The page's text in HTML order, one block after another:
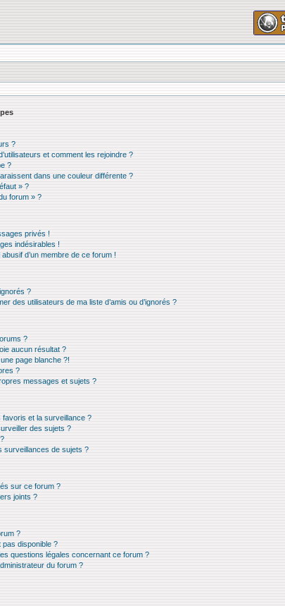
?
et comment les rejoindre ?
?
dans une couleur différente ?
» ?
forum » ?
privés !
indésirables !
d’un membre de ce forum !
?
des utilisateurs de ma liste d’amis ou d’ignorés ?
?
aucun résultat ?
page blanche ?!
?
messages et sujets ?
favoris et la surveillance ?
des sujets ?
surveillances de sujets ?
sur ce forum ?
joints ?
?
pas disponible ?
questions légales concernant ce forum ?
du forum ?